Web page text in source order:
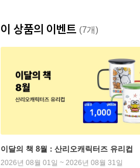
이 상품의 이벤트 (7개)
이달의 책 8월 : 산리오캐릭터즈 유리컵
2026년 08월 01일 ~ 2026년 08월 31일